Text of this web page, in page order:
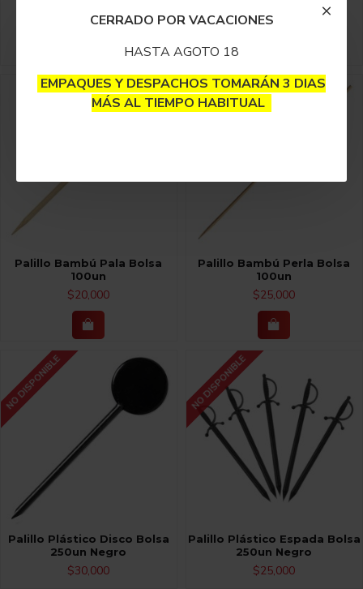
CERRADO POR VACACIONES
HASTA AGOTO 18
EMPAQUES Y DESPACHOS TOMARÁN 3 DIAS
MÁS AL TIEMPO HABITUAL
$30,000 $25,000
Palillo Bambú Pala Bolsa
100un
$20,000
Palillo Bambú Perla Bolsa
100un
$25,000
NO DISPONIBLE
Palillo Plástico Disco Bolsa
250un Negro
$30,000
NO DISPONIBLE
Palillo Plástico Espada Bolsa
250un Negro
$25,000